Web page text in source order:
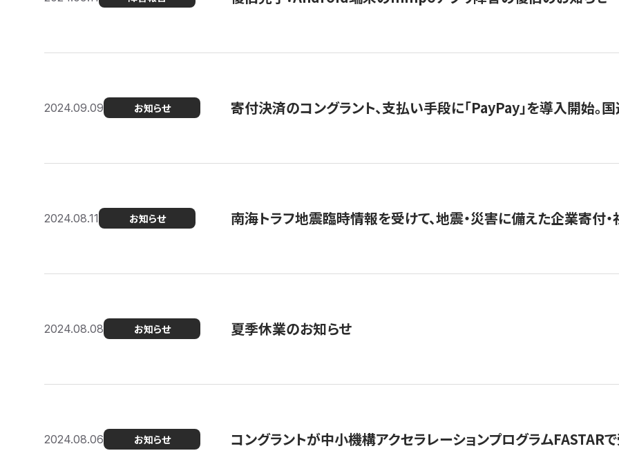
2024.09.09 お知らせ 寄付決済のコングラント、支払い手段に「PayPay」を導入開始。
2024.08.11 お知らせ 南海トラフ地震臨時情報を受けて、地震・災害に備えた企業寄付
2024.08.08 お知らせ 夏季休業のお知らせ
2024.08.06 お知らせ コングラントが中小機構アクセラレーションプログラムFASTAR